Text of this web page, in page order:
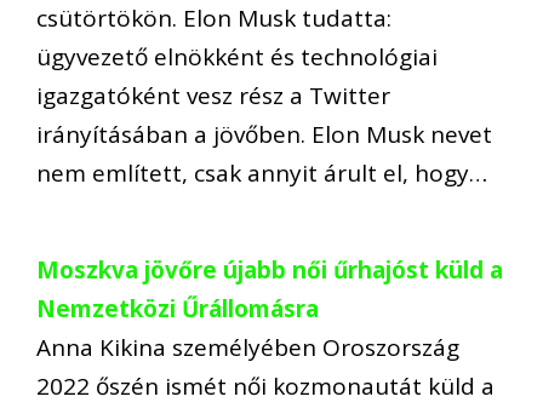
csütörtökön. Elon Musk tudatta:
ügyvezető elnökként és technológiai
igazgatóként vesz rész a Twitter
irányításában a jövőben. Elon Musk nevet
nem említett, csak annyit árult el, hogy…
Moszkva jövőre újabb női űrhajóst küld a
Nemzetközi Űrállomásra
Anna Kikina személyében Oroszország
2022 őszén ismét női kozmonautát küld a